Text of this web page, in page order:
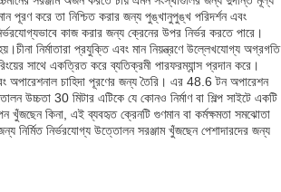
পূরণ করে তা নিশ্চিত করার জন্য পুঙ্খানুপুঙ্খ পরিদর্শন এবং
কাজ করার জন্য ক্রেনের উপর নির্ভর করতে পারে।
নির্মাতারা প্রযুক্তি এবং মান নিয়ন্ত্রণে উল্লেখযোগ্য অগ্রগতি
সাথে একত্রিত করে ব্যতিক্রমী পারফরম্যান্স প্রদান করে।
অপারেশনাল চাহিদা পূরণের জন্য তৈরি। এর 48.6 টন অপারেশন
উচ্চতা 30 মিটার এটিকে যে কোনও নির্মাণ বা শিল্প সাইটে একটি
কিনা, এই ব্যবহৃত ক্রেনটি গুণমান বা কর্মক্ষমতা সমঝোতা
নির্মিত নির্ভরযোগ্য উত্তোলন সরঞ্জাম খুঁজছেন পেশাদারদের জন্য